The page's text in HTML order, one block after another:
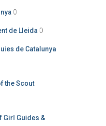
0
de Lleida 0
de Catalunya
the Scout
Guides &